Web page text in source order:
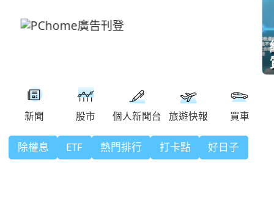
除權息 ETF 熱門排行 打卡點 好日子